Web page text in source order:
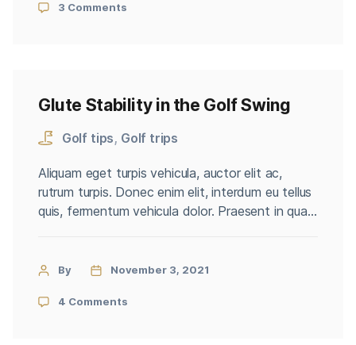
at ac velit. Suspendisse orci nunc, condimentum
3 Comments
Glute Stability in the Golf Swing
Golf tips, Golf trips
Aliquam eget turpis vehicula, auctor elit ac,
rutrum turpis. Donec enim elit, interdum eu tellus
quis, fermentum vehicula dolor. Praesent in quam
venenatis tristique, purus arcu volutpat orci,
leo a cursus. Donec nunc nisl, […]
By November 3, 2021
4 Comments